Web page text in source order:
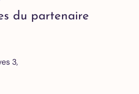
du partenaire
3,